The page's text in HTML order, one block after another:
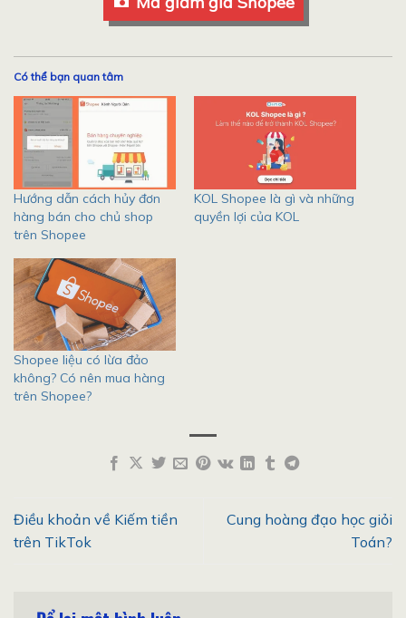
Có thể bạn quan tâm
Hướng dẫn cách hủy đơn
hàng bán cho chủ shop
trên Shopee
KOL Shopee là gì và những
quyền lợi của KOL
Shopee liệu có lừa đảo
không? Có nên mua hàng
trên Shopee?
Điều khoản về Kiếm tiền
trên TikTok
Cung hoàng đạo học giỏi
Toán?